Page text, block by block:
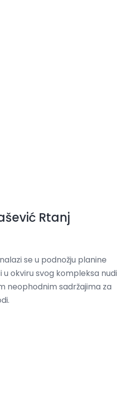
Rtanj
se u podnožju planine
u okviru svog kompleksa nudi
neophodnim sadržajima za